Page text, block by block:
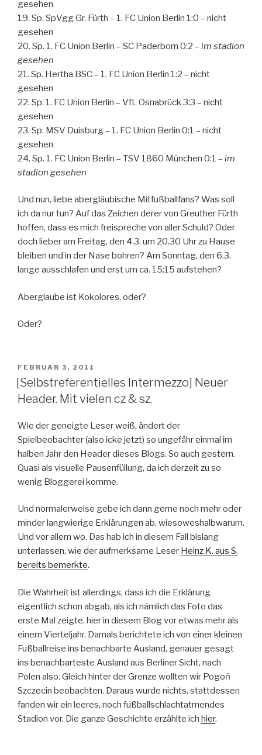
gesehen
19. Sp. SpVgg Gr. Fürth – 1. FC Union Berlin 1:0 – nicht
gesehen
20. Sp. 1. FC Union Berlin – SC Paderborn 0:2 – im stadion
gesehen
21. Sp. Hertha BSC – 1. FC Union Berlin 1:2 – nicht
gesehen
22. Sp. 1. FC Union Berlin – VfL Osnabrück 3:3 – nicht
gesehen
23. Sp. MSV Duisburg – 1. FC Union Berlin 0:1 – nicht
gesehen
24. Sp. 1. FC Union Berlin – TSV 1860 München 0:1 – im
stadion gesehen
Und nun, liebe abergläubische Mitfußballfans? Was soll
ich da nur tun? Auf das Zeichen derer von Greuther Fürth
hoffen, dass es mich freispreche von aller Schuld? Oder
doch lieber am Freitag, den 4.3. um 20.30 Uhr zu Hause
bleiben und in der Nase bohren? Am Sonntag, den 6.3.
lange ausschlafen und erst um ca. 15:15 aufstehen?
Aberglaube ist Kokolores, oder?
Oder?
VERÖFFENTLICHT
AM
FEBRUAR 3, 2011
[Selbstreferentielles Intermezzo] Neuer
Header. Mit vielen cz & sz.
Wie der geneigte Leser weiß, ändert der
Spielbeobachter (also icke jetzt) so ungefähr einmal im
halben Jahr den Header dieses Blogs. So auch gestern.
Quasi als visuelle Pausenfüllung, da ich derzeit zu so
wenig Bloggerei komme.
Und normalerweise gebe ich dann gerne noch mehr oder
minder langwierige Erklärungen ab, wiesoweshalbwarum.
Und vor allem wo. Das hab ich in diesem Fall bislang
unterlassen, wie der aufmerksame Leser Heinz K. aus S.
bereits bemerkte.
Die Wahrheit ist allerdings, dass ich die Erklärung
eigentlich schon abgab, als ich nämlich das Foto das
erste Mal zeigte, hier in diesem Blog vor etwas mehr als
einem Vierteljahr. Damals berichtete ich von einer kleinen
Fußballreise ins benachbarte Ausland, genauer gesagt
ins benachbarteste Ausland aus Berliner Sicht, nach
Polen also. Gleich hinter der Grenze wollten wir Pogoń
Szczecin beobachten. Daraus wurde nichts, stattdessen
fanden wir ein leeres, noch fußballschlachtatmendes
Stadion vor. Die ganze Geschichte erzählte ich hier.